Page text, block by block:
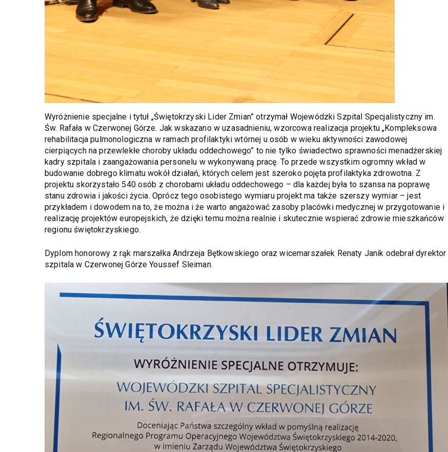
Wyróżnienie specjalne i tytuł „Świętokrzyski Lider Zmian” otrzymał Wojewódzki Szpital Specjalistyczny im.
Św. Rafała w Czerwonej Górze. Jak wskazano w uzasadnieniu, wzorcowa realizacja projektu „Kompleksowa
rehabilitacja pulmonologiczna w ramach profilaktyki wtórnej u osób w wieku aktywności zawodowej
cierpiących na przewlekłe choroby układu oddechowego” to nie tylko świadectwo sprawności menadżerskiej
kadry szpitala i zaangażowania personelu w wykonywaną pracę. To przede wszystkim ogromny wkład w
budowanie dobrego klimatu wokół działań, których celem jest szeroko pojęta profilaktyka zdrowotna. Z
projektu skorzystało 540 osób z chorobami układu oddechowego – dla każdej była to szansa na poprawę
stanu zdrowia i jakości życia. Oprócz tego osobistego wymiaru projekt ma także szerszy wymiar – jest
przykładem i dowodem na to, że można i że warto angażować zasoby placówki medycznej w przygotowanie i
realizację projektów europejskich, że dzięki temu można realnie i skutecznie wspierać zdrowie mieszkańców
regionu świętokrzyskiego.
Dyplom honorowy z rąk marszałka Andrzeja Bętkowskiego oraz wicemarszałek Renaty Janik odebrał dyrektor
szpitala w Czerwonej Górze Youssef Sleiman.